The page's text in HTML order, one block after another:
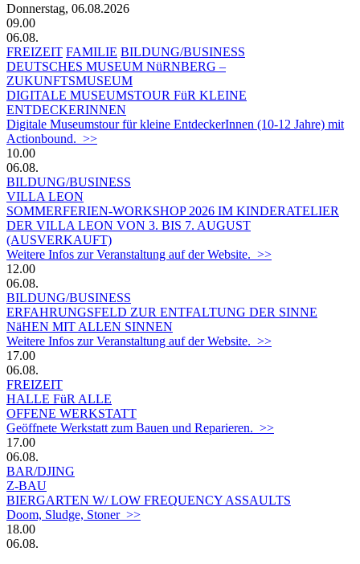
Donnerstag, 06.08.2026
09.00
06.08.
FREIZEIT FAMILIE BILDUNG/BUSINESS
DEUTSCHES MUSEUM NüRNBERG –
ZUKUNFTSMUSEUM
DIGITALE MUSEUMSTOUR FüR KLEINE
ENTDECKERINNEN
Digitale Museumstour für kleine EntdeckerInnen (10-12 Jahre) mit
Actionbound. >>
10.00
06.08.
BILDUNG/BUSINESS
VILLA LEON
SOMMERFERIEN-WORKSHOP 2026 IM KINDERATELIER
DER VILLA LEON VON 3. BIS 7. AUGUST
(AUSVERKAUFT)
Weitere Infos zur Veranstaltung auf der Website. >>
12.00
06.08.
BILDUNG/BUSINESS
ERFAHRUNGSFELD ZUR ENTFALTUNG DER SINNE
NäHEN MIT ALLEN SINNEN
Weitere Infos zur Veranstaltung auf der Website. >>
17.00
06.08.
FREIZEIT
HALLE FüR ALLE
OFFENE WERKSTATT
Geöffnete Werkstatt zum Bauen und Reparieren. >>
17.00
06.08.
BAR/DJING
Z-BAU
BIERGARTEN W/ LOW FREQUENCY ASSAULTS
Doom, Sludge, Stoner >>
18.00
06.08.